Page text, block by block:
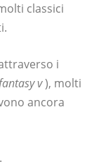
classici
i
v), molti
ancora